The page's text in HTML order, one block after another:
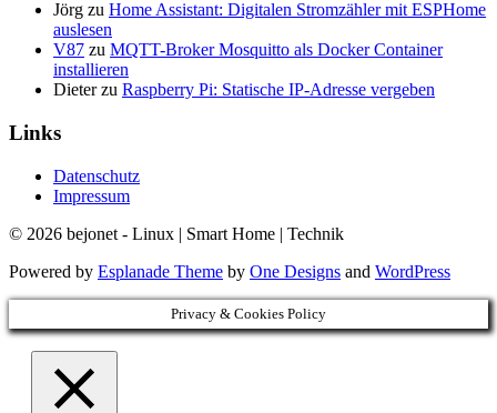
Jörg zu Home Assistant: Digitalen Stromzähler mit ESPHome
auslesen
V87 zu MQTT-Broker Mosquitto als Docker Container
installieren
Dieterzu Raspberry Pi: Statische IP-Adresse vergeben
Links
Datenschutz
Impressum
© 2026 bejonet - Linux | Smart Home | Technik
Powered by Esplanade Theme by One Designs and WordPress
Privacy & Cookies Policy